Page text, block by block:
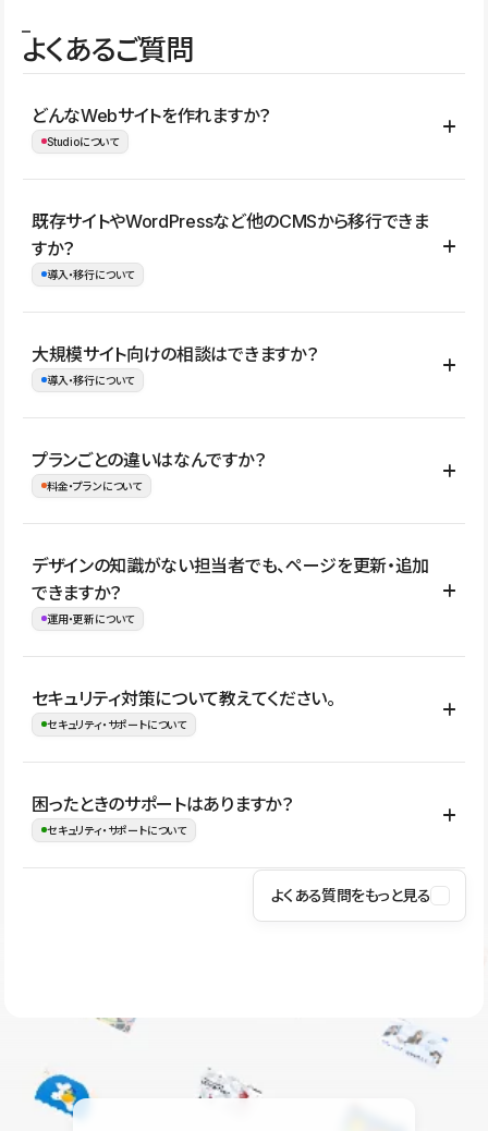
よくあるご質問
どんなWebサイトを作れますか？
Studioについて
コーポレートサイト、サービスサイト、LP、採用サイト、ブロ
グ・メディア、イベントサイト、店舗・商品紹介サイト、ポートフ
ォリオなど幅広く制作できます。
既存サイトやWordPressなど他のCMSから移行できま
すか？
導入・移行について
はい。既存サイトの構成やコンテンツ、URLを整理したうえで、
Studio上に再構築する形で移行できます。 WordPressの場合は、
イト全体のデザインや設定がそのまま移行されるわけではないた
め、移行後にページ構成やデザイン、CMS設計、URL・リダイレク
大規模サイト向けの相談はできますか？
導入・移行について
はい。アクセス規模が大きいサイトや、複数部門での運用、権限管
理、セキュリティ確認、既存システムとの連携など、個別の要件が
ない段階でも、お問い合わせください。
お問合せはこちら
プランごとの違いはなんですか？
料金・プランについて
公開ページ数、バージョン履歴の期間、CMS利用数の上限、権限
管理の有無などがプランごとに異なります。詳しくは料金プランペ
ージをご覧ください。
デザインの知識がない担当者でも、ページを更新・追加
できますか？
運用・更新について
はい。CMSやコンポーネントを活用して更新範囲を設計しておく
ことで、デザインを崩しにくい状態で運用できます。 さらにコン
ながらレイアウトに影響を与えずに更新作業を進めやすくなりま
す。
セキュリティ対策について教えてください。
セキュリティ・サポートについて
Studioでは、公開サイトやサービスを安全に利用できるよう、通信
の暗号化、データ保護、アクセス管理、脆弱性対策など、複数の観
はSSL/TLSによる通信暗号化に対応しており、悪質なスクリプトの
困ったときのサポートはありますか？
セキュリティ・サポートについて
操作方法や機能については、ヘルプセンターでご確認いただけま
ユーザー同士で質問・相談できるコミュニティもご利用ください。
よくある質問をもっと見る